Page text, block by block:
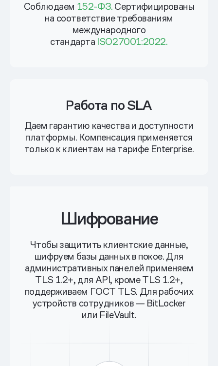
Соблюдаем 152-ФЗ. Сертифицированы
на соответствие требованиям
международного
стандарта ISO27001:2022.
Работа по SLA
Даем гарантию качества и доступности
платформы. Компенсация применяется
только к клиентам на тарифе Enterprise.
Шифрование
Чтобы защитить клиентские данные,
шифруем базы данных в покое. Для
административных панелей применяем
TLS 1.2+, для API, кроме TLS 1.2+,
поддерживаем ГОСТ TLS. Для рабочих
устройств сотрудников — BitLocker
или FileVault.